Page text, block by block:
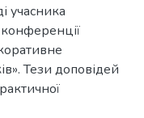
учасника
Тези доповідей